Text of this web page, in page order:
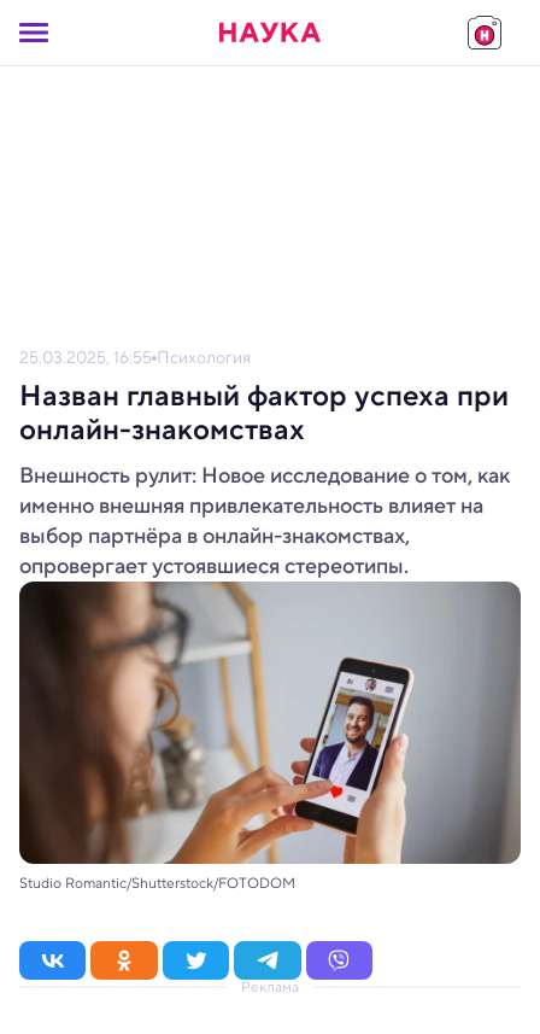
25.03.2025, 16:55 Психология
Назван главный фактор успеха при
онлайн-знакомствах
Внешность рулит: Новое исследование о том, как
именно внешняя привлекательность влияет на
выбор партнёра в онлайн-знакомствах,
опровергает устоявшиеся стереотипы.
Studio Romantic/Shutterstock/FOTODOM
Реклама